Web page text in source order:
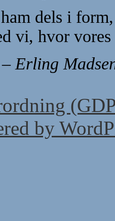
dels i
vi, hvor
Erling
by